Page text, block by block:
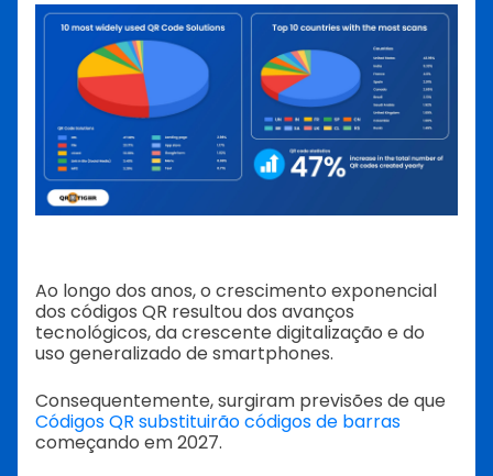
Ao longo dos anos, o crescimento exponencial
dos códigos QR resultou dos avanços
tecnológicos, da crescente digitalização e do
uso generalizado de smartphones.
Consequentemente, surgiram previsões de que
Códigos QR substituirão códigos de barras
começando em 2027.